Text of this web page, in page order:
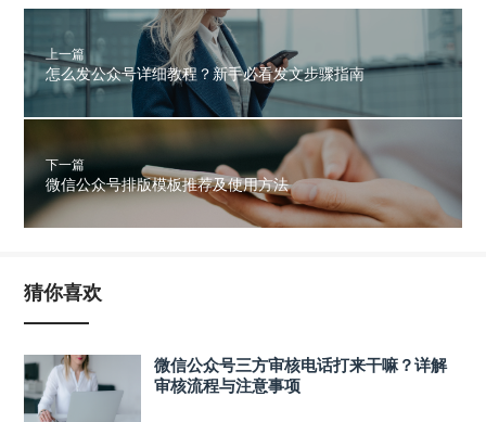
上一篇
怎么发公众号详细教程？新手必看发文步骤指南
下一篇
微信公众号排版模板推荐及使用方法
猜你喜欢
微信公众号三方审核电话打来干嘛？详解
审核流程与注意事项